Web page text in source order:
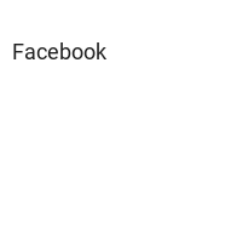
Facebook